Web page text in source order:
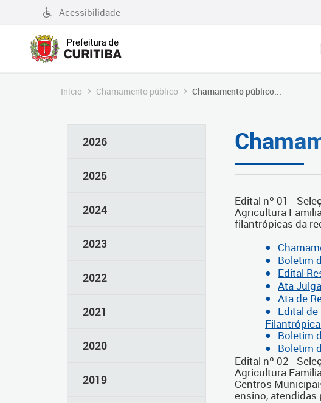
Acessibilidade
Início Chamamento público Chamamento público...
2026
2025
2024
2023
2022
2021
2020
2019
Edital nº 01 -
Agricultura
filantrópicas da
Boletim
Edital
Ata
Ata de
Edital
Boletim
Boletim
Edital nº 02 -
Agricultura
Centros
ensino, atendidas